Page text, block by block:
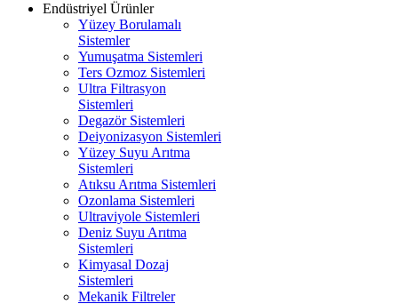
Endüstriyel Ürünler
Yüzey Borulamalı
Sistemler
Yumuşatma Sistemleri
Ters Ozmoz Sistemleri
Ultra Filtrasyon
Sistemleri
Degazör Sistemleri
Deiyonizasyon Sistemleri
Yüzey Suyu Arıtma
Sistemleri
Atıksu Arıtma Sistemleri
Ozonlama Sistemleri
Ultraviyole Sistemleri
Deniz Suyu Arıtma
Sistemleri
Kimyasal Dozaj
Sistemleri
Mekanik Filtreler